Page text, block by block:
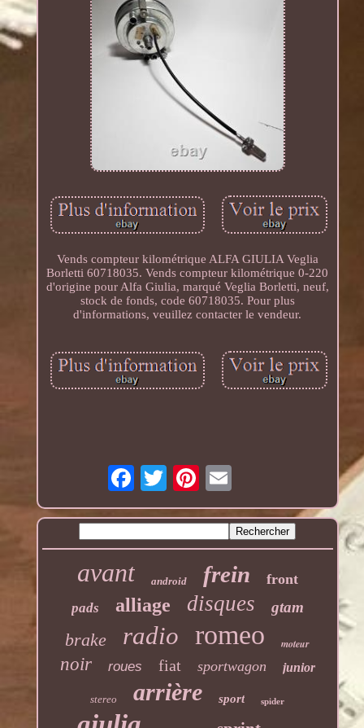
Vends compteur kilométrique ALFA GIULIA Veglia
Borletti 60718035. Vends compteur kilométrique 0-220
d'origine pour Alfa Giulia, marqué Veglia Borletti, neuf,
stock de fonds, code 60718035. Pour plus
d'informations, veuillez contacter le vendeur.
avant android frein front
pads alliage disques gtam
brake radio romeo moteur
noir roues fiat sportwagon junior
stereo arrière sport spider